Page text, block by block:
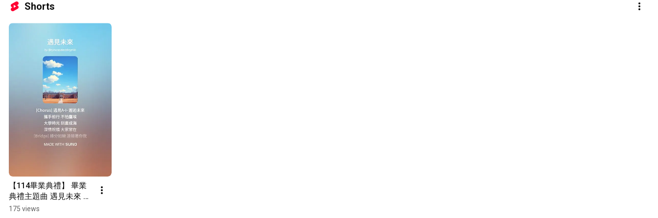
Shorts
【114畢業典禮】 畢業
典禮主題曲 遇見未來 輕
快版
175 views